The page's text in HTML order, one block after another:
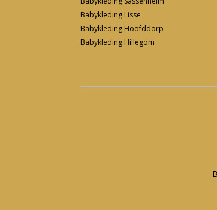
Babykleding Lisse
Babykleding Hoofddorp
Babykleding Hillegom